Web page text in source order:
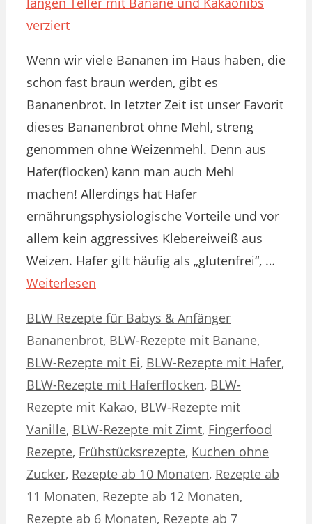
Wenn wir viele Bananen im Haus haben, die
schon fast braun werden, gibt es
Bananenbrot. In letzter Zeit ist unser Favorit
dieses Bananenbrot ohne Mehl, streng
genommen ohne Weizenmehl. Denn aus
Hafer(flocken) kann man auch Mehl
machen! Allerdings hat Hafer
ernährungsphysiologische Vorteile und vor
allem kein aggressives Klebereiweiß aus
Weizen. Hafer gilt häufig als „glutenfrei“, …
Weiterlesen
Kategorien
BLW Rezepte für Babys & AnfängerSchlagwörter
Bananenbrot, BLW-Rezepte mit Banane,
BLW-Rezepte mit Ei, BLW-Rezepte mit Hafer,
BLW-Rezepte mit Haferflocken, BLW-
Rezepte mit Kakao, BLW-Rezepte mit
Vanille, BLW-Rezepte mit Zimt, Fingerfood
Rezepte, Frühstücksrezepte, Kuchen ohne
Zucker, Rezepte ab 10 Monaten, Rezepte ab
11 Monaten, Rezepte ab 12 Monaten,
Rezepte ab 6 Monaten, Rezepte ab 7